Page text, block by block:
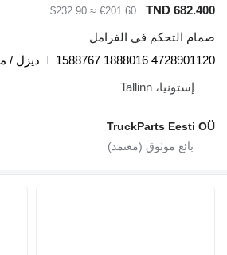
TND
€201.60
≈ $232.90
التحكم في الفرامل
4728901120 1888016
ديزل / مازوت
إستونيا، Tallinn
TruckParts Eesti